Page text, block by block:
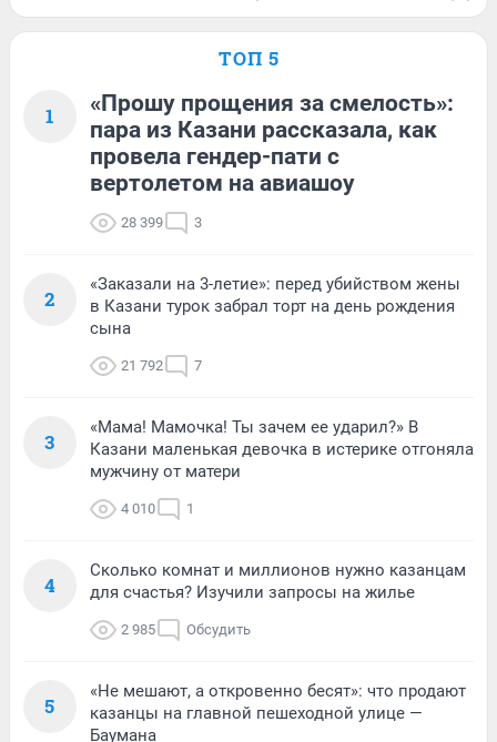
ТОП 5
1
«Прошу прощения за смелость»:
пара из Казани рассказала, как
провела гендер-пати с
вертолетом на авиашоу
28 399 3
2
«Заказали на 3-летие»: перед убийством жены
в Казани турок забрал торт на день рождения
сына
21 792 7
3
«Мама! Мамочка! Ты зачем ее ударил?» В
Казани маленькая девочка в истерике отгоняла
мужчину от матери
4 010 1
4
Сколько комнат и миллионов нужно казанцам
для счастья? Изучили запросы на жилье
2 985 Обсудить
5
«Не мешают, а откровенно бесят»: что продают
казанцы на главной пешеходной улице —
Баумана